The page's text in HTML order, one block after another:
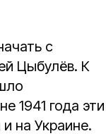
с
Цыбулёв. К
1941 года эти
на Украине.